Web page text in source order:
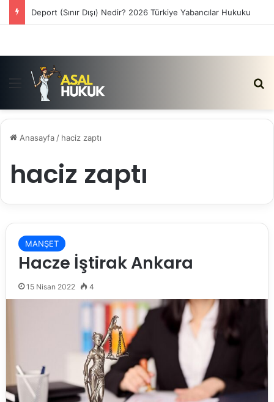
Deport (Sınır Dışı) Nedir? 2026 Türkiye Yabancılar Hukuku
Menü
Anasayfa / haciz zaptı
haciz zaptı
MANŞET
Hacze İştirak Ankara
15 Nisan 2022 4